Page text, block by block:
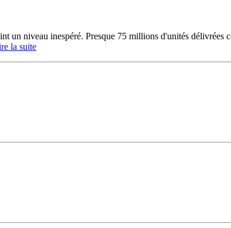
un niveau inespéré. Presque 75 millions d'unités délivrées
la suite